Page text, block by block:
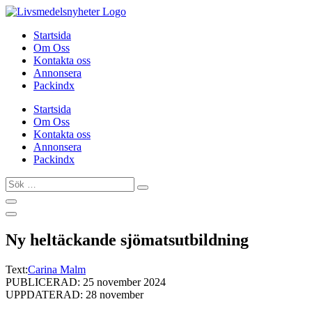
Hoppa
innehållStartsida
Om Oss
Kontakta oss
Annonsera
Packindx
Startsida
Om Oss
Kontakta oss
Annonsera
Packindx
Sök
…
Ny heltäckande sjömatsutbildning
Text:Carina Malm
PUBLICERAD: 25 november 2024
UPPDATERAD: 28 november